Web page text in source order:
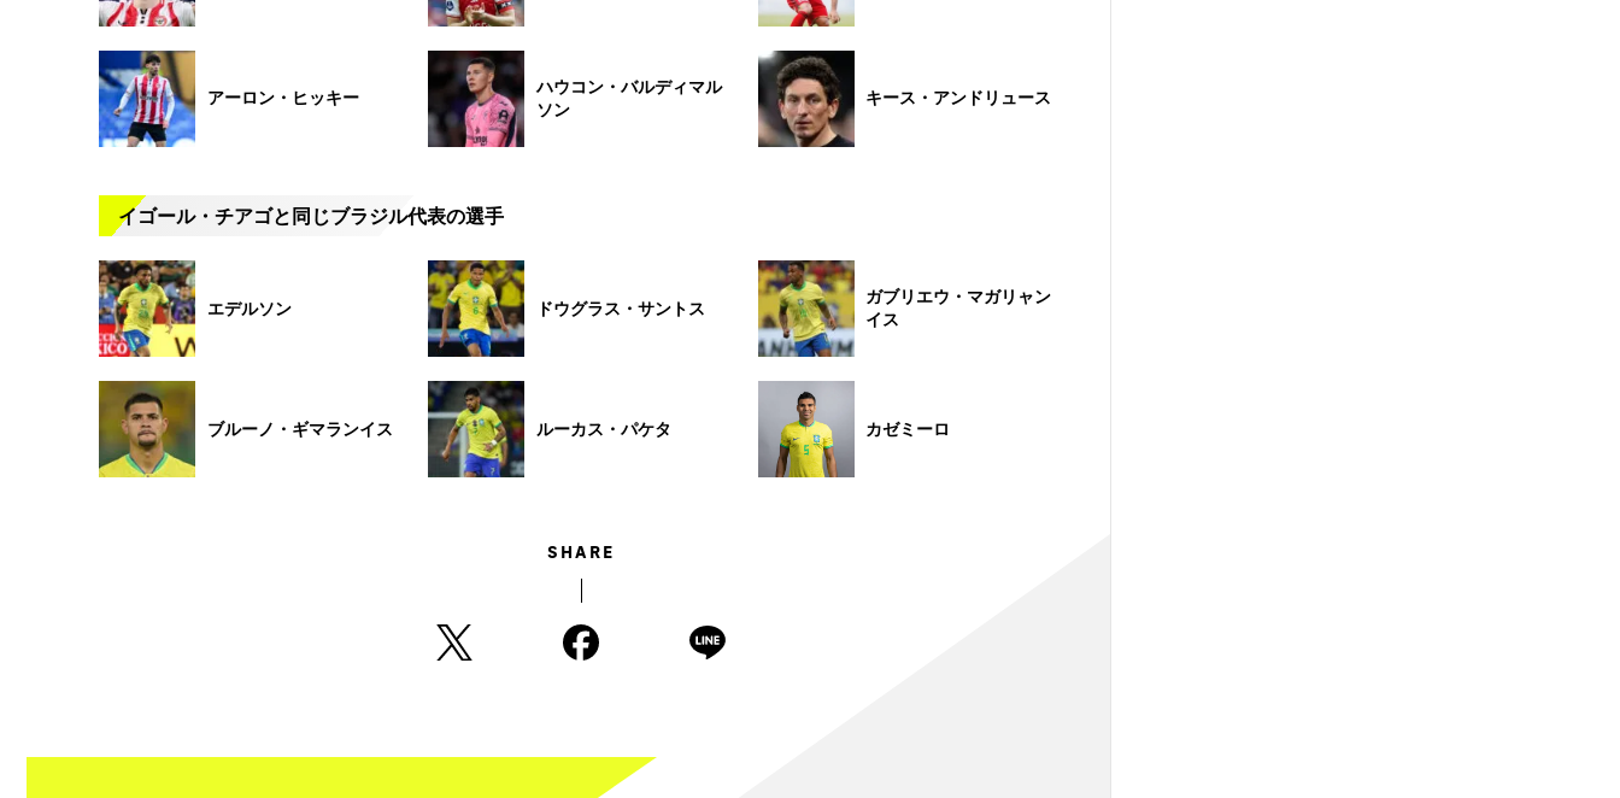
アーロン・ヒッキー
ハウコン・バルディマル
ソン
キース・アンドリュース
イゴール・チアゴと同じブラジル代表の選手
エデルソン ドウグラス・サントス
ガブリエウ・マガリャン
イス
ブルーノ・ギマランイス ルーカス・パケタ カゼミーロ
SHARE